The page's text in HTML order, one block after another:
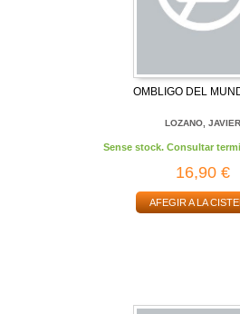
OMBLIGO DEL
LOZANO, JAVIER
Sense stock. Consultar
16,90 €
AFEGIR A LA